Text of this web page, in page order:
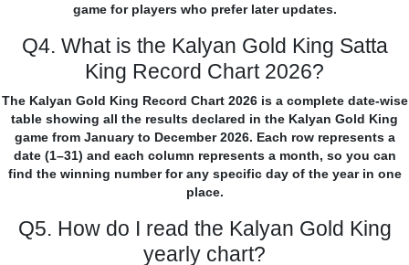
game for players who prefer later updates.
Q4. What is the Kalyan Gold King Satta
King Record Chart 2026?
The Kalyan Gold King Record Chart 2026 is a complete date-wise
table showing all the results declared in the Kalyan Gold King
game from January to December 2026. Each row represents a
date (1–31) and each column represents a month, so you can
find the winning number for any specific day of the year in one
place.
Q5. How do I read the Kalyan Gold King
yearly chart?